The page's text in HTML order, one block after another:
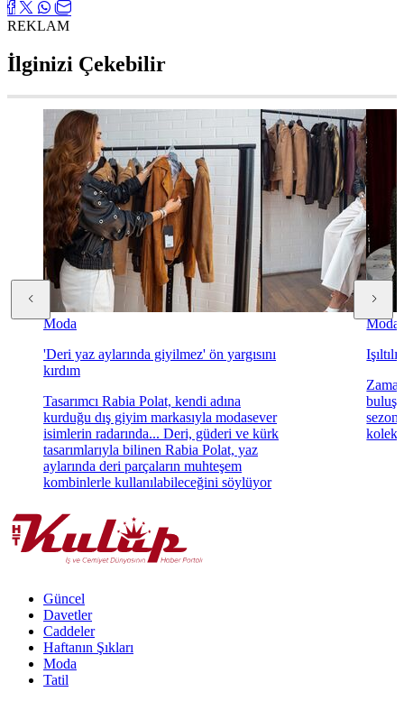
REKLAM
İlginizi Çekebilir
Moda
'Deri yaz aylarında giyilmez' ön yargısını
kırdım
Tasarımcı Rabia Polat, kendi adına
kurduğu dış giyim markasıyla modasever
isimlerin radarında... Deri, güderi ve kürk
tasarımlarıyla bilinen Rabia Polat, yaz
aylarında deri parçaların muhteşem
kombinlerle kullanılabileceğini söylüyor
Moda
Güncel
Davetler
Caddeler
Haftanın Şıkları
Moda
Tatil